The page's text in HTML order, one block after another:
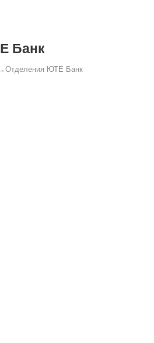
Банк
Отделения ЮТЕ Банк